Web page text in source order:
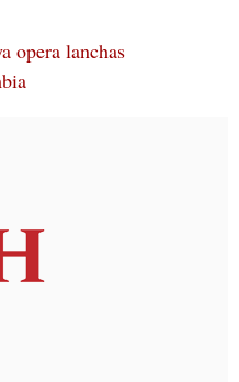
opera lanchas